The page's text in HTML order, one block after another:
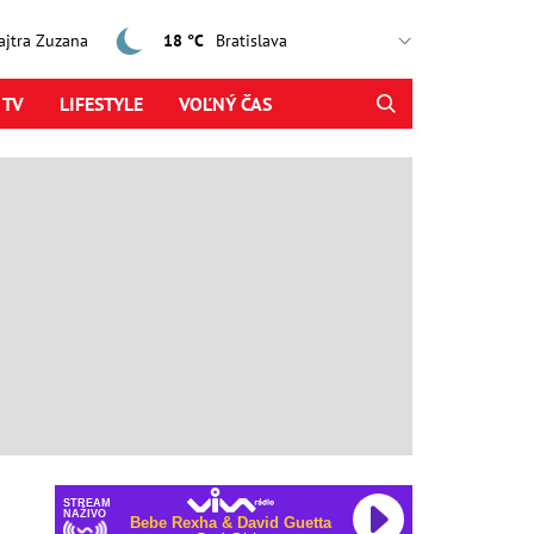
Zuzana 18 °C
LIFESTYLE VOĽNÝ ČAS
STREAM
NAŽIVO
Bebe Rexha & David Guetta